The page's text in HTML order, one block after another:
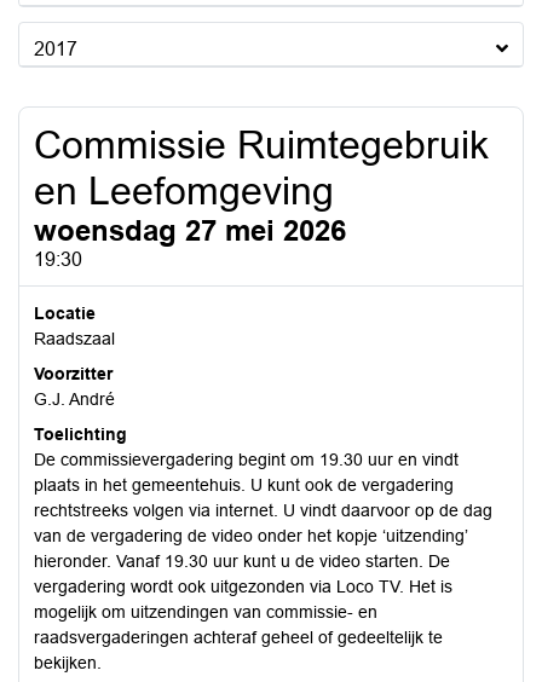
2017
Commissie Ruimtegebruik
en Leefomgeving
woensdag 27 mei 2026
19:30
Locatie
Raadszaal
Voorzitter
G.J. André
Toelichting
De commissievergadering begint om 19.30 uur en vindt
plaats in het gemeentehuis. U kunt ook de vergadering
rechtstreeks volgen via internet. U vindt daarvoor op de dag
van de vergadering de video onder het kopje ‘uitzending’
hieronder. Vanaf 19.30 uur kunt u de video starten. De
vergadering wordt ook uitgezonden via Loco TV. Het is
mogelijk om uitzendingen van commissie- en
raadsvergaderingen achteraf geheel of gedeeltelijk te
bekijken.